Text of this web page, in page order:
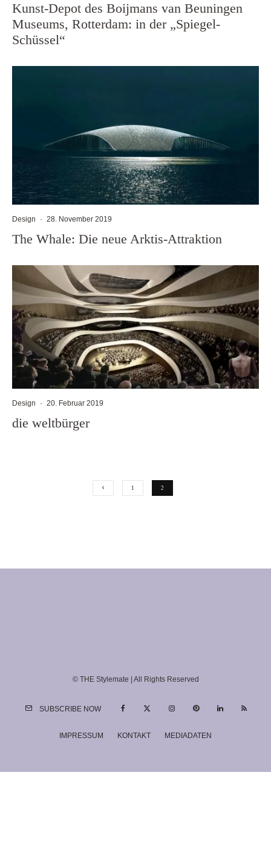
Kunst-Depot des Boijmans van Beuningen
Museums, Rotterdam: in der „Spiegel-
Schüssel“
Design · 28. November 2019
The Whale: Die neue Arktis-Attraktion
Design · 20. Februar 2019
die weltbürger
1 2
© THE Stylemate | All Rights Reserved
SUBSCRIBE NOW
IMPRESSUM KONTAKT MEDIADATEN